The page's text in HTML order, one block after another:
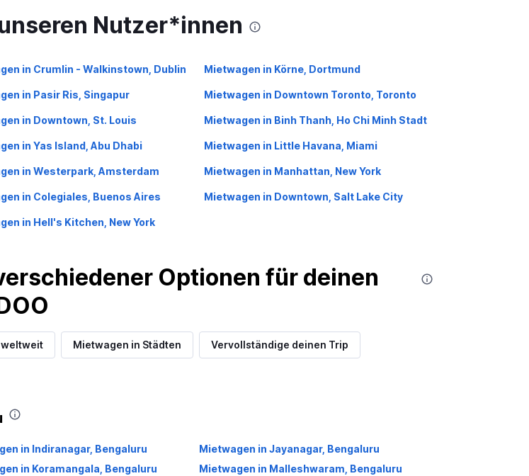
Nutzer*innen
in Crumlin - Walkinstown, Dublin Mietwagen in Körne, Dortmund
in Pasir Ris, Singapur Mietwagen in Downtown Toronto, Toronto
in Downtown, St. Louis Mietwagen in Binh Thanh, Ho Chi Minh Stadt
in Yas Island, Abu Dhabi Mietwagen in Little Havana, Miami
in Westerpark, Amsterdam Mietwagen in Manhattan, New York
in Colegiales, Buenos Aires Mietwagen in Downtown, Salt Lake City
in Hell's Kitchen, New York
Optionen für deinen
Mietwagen in Städten Vervollständige deinen Trip
in Indiranagar, Bengaluru
Mietwagen in Jayanagar, Bengaluru
in Koramangala, Bengaluru Mietwagen in Malleshwaram, Bengaluru